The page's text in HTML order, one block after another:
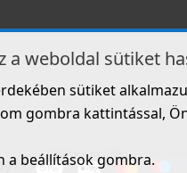
a weboldal sütiket
sütiket
gombra kattintással,
a beállítások gombra.